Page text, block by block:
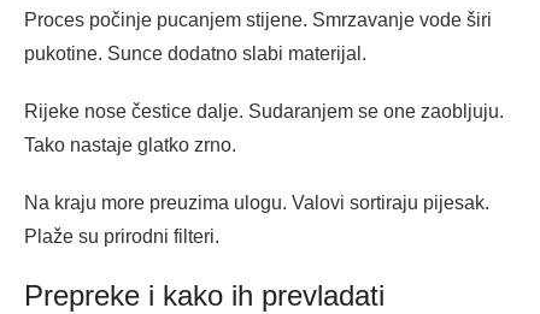
Proces počinje pucanjem stijene. Smrzavanje vode širi
pukotine. Sunce dodatno slabi materijal.
Rijeke nose čestice dalje. Sudaranjem se one zaobljuju.
Tako nastaje glatko zrno.
Na kraju more preuzima ulogu. Valovi sortiraju pijesak.
Plaže su prirodni filteri.
Prepreke i kako ih prevladati